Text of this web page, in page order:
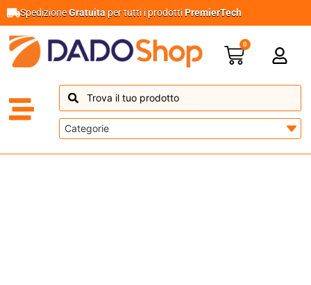
SpedizioneGratuita per tutti i prodottiPremierTech
0